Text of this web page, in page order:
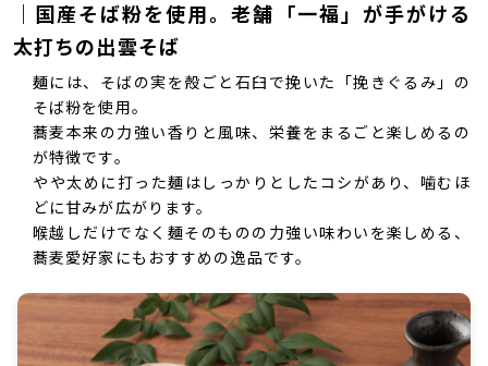
｜国産そば粉を使用。老舗「一福」が手がける
太打ちの出雲そば
麺には、そばの実を殻ごと石臼で挽いた「挽きぐるみ」の
そば粉を使用。
蕎麦本来の力強い香りと風味、栄養をまるごと楽しめるの
が特徴です。
やや太めに打った麺はしっかりとしたコシがあり、噛むほ
どに甘みが広がります。
喉越しだけでなく麺そのものの力強い味わいを楽しめる、
蕎麦愛好家にもおすすめの逸品です。